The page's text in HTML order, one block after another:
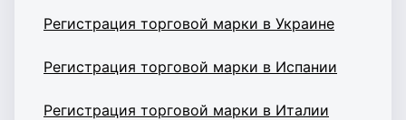
Регистрация торговой марки в Украине
Регистрация торговой марки в Испании
Регистрация торговой марки в Италии